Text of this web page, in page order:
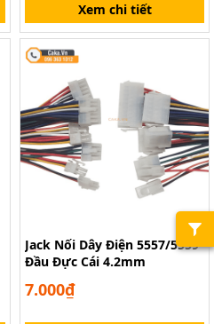
Xem chi tiết
Jack Nối Dây Điện 5557/5559
Đầu Đực Cái 4.2mm
7.000₫